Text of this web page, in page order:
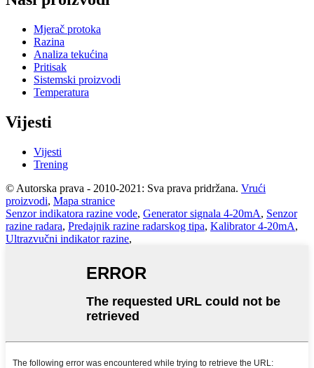
Mjerač protoka
Razina
Analiza tekućina
Pritisak
Sistemski proizvodi
Temperatura
Vijesti
Vijesti
Trening
© Autorska prava - 2010-2021: Sva prava pridržana. Vrući
proizvodi, Mapa stranice
Senzor indikatora razine vode, Generator signala 4-20mA, Senzor
razine radara, Predajnik razine radarskog tipa, Kalibrator 4-20mA,
Ultrazvučni indikator razine,